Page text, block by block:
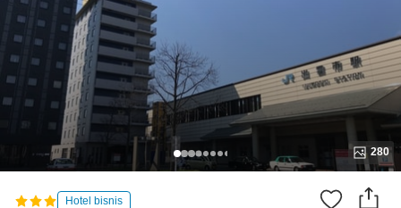
280
Hotel bisnis